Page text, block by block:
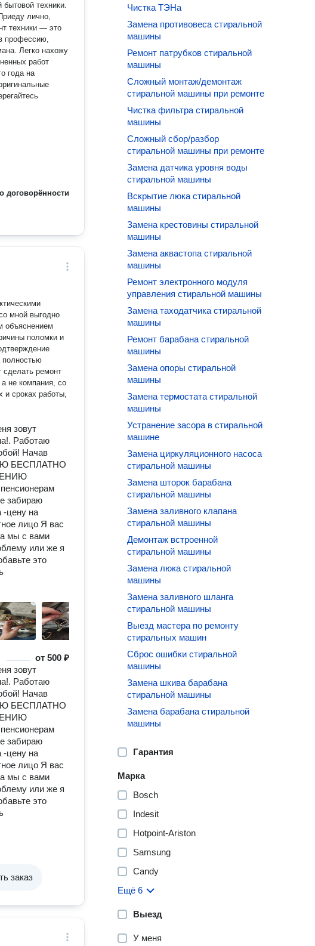
техники.
лично,
техники — это
профессию,
Легко нахожу
работ
года на
договорённости
мной выгодно
поломки и
и сроках работы,
зовут
Работаю
Начав
БЕСПЛАТНО
забираю
-цену на
лицо Я вас
мы с вами
или же я
это
от500 ₽
зовут
Работаю
Начав
БЕСПЛАТНО
забираю
-цену на
лицо Я вас
мы с вами
или же я
это
заказ
Чистка ТЭНа
Замена противовеса стиральной
машины
Ремонт патрубков стиральной
машины
Сложный монтаж/демонтаж
стиральной машины при ремонте
Чистка фильтра стиральной
машины
Сложный сбор/разбор
стиральной машины при ремонте
Замена датчика уровня воды
стиральной машины
Вскрытие люка стиральной
машины
Замена крестовины стиральной
машины
Замена аквастопа стиральной
машины
Ремонт электронного модуля
управления стиральной машины
Замена таходатчика стиральной
машины
Ремонт барабана стиральной
машины
Замена опоры стиральной
машины
Замена термостата стиральной
машины
Устранение засора в стиральной
машине
Замена циркуляционного насоса
стиральной машины
Замена шторок барабана
стиральной машины
Замена заливного клапана
стиральной машины
Демонтаж встроенной
стиральной машины
Замена люка стиральной
машины
Замена заливного шланга
стиральной машины
Выезд мастера по ремонту
стиральных машин
Сброс ошибки стиральной
машины
Замена шкива барабана
стиральной машины
Замена барабана стиральной
машины
Гарантия
Марка
Bosch
Indesit
Hotpoint-Ariston
Samsung
Candy
Ещё 6
Выезд
У меня